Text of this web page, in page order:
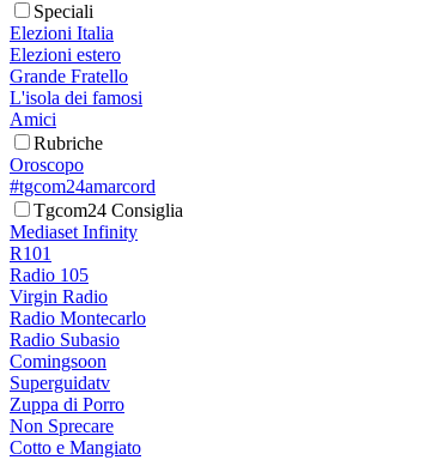
Speciali
Elezioni Italia
Elezioni estero
Grande Fratello
L'isola dei famosi
Amici
Rubriche
Oroscopo
#tgcom24amarcord
Tgcom24 Consiglia
Mediaset Infinity
R101
Radio 105
Virgin Radio
Radio Montecarlo
Radio Subasio
Comingsoon
Superguidatv
Zuppa di Porro
Non Sprecare
Cotto e Mangiato